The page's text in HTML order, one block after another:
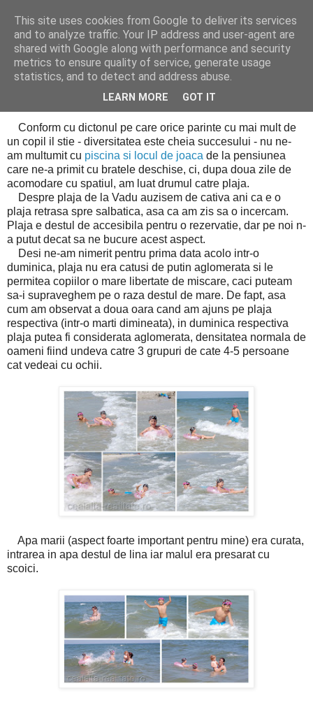
Cealalta realitate
joi, septembrie 05, 2013
Concediu 2013 - marea
Conform cu dictonul pe care orice parinte cu mai mult de
un copil il stie - diversitatea este cheia succesului - nu ne-
am multumit cu piscina si locul de joaca de la pensiunea
care ne-a primit cu bratele deschise, ci, dupa doua zile de
acomodare cu spatiul, am luat drumul catre plaja.
Despre plaja de la Vadu auzisem de cativa ani ca e o
plaja retrasa spre salbatica, asa ca am zis sa o incercam.
Plaja e destul de accesibila pentru o rezervatie, dar pe noi n-
a putut decat sa ne bucure acest aspect.
Desi ne-am nimerit pentru prima data acolo intr-o
duminica, plaja nu era catusi de putin aglomerata si le
permitea copiilor o mare libertate de miscare, caci puteam
sa-i supraveghem pe o raza destul de mare. De fapt, asa
cum am observat a doua oara cand am ajuns pe plaja
respectiva (intr-o marti dimineata), in duminica respectiva
plaja putea fi considerata aglomerata, densitatea normala de
oameni fiind undeva catre 3 grupuri de cate 4-5 persoane
cat vedeai cu ochii.
Apa marii (aspect foarte important pentru mine) era curata,
intrarea in apa destul de lina iar malul era presarat cu
scoici.
This site uses cookies from Google to deliver its services
and to analyze traffic. Your IP address and user-agent are
shared with Google along with performance and security
metrics to ensure quality of service, generate usage
statistics, and to detect and address abuse.
LEARN MORE GOT IT